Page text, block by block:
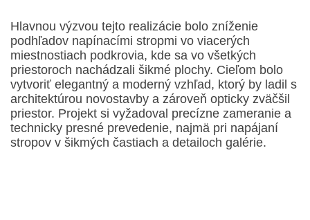
Hlavnou výzvou tejto realizácie bolo zníženie
podhľadov napínacími stropmi vo viacerých
miestnostiach podkrovia, kde sa vo všetkých
priestoroch nachádzali šikmé plochy. Cieľom bolo
vytvoriť elegantný a moderný vzhľad, ktorý by ladil s
architektúrou novostavby a zároveň opticky zväčšil
priestor. Projekt si vyžadoval precízne zameranie a
technicky presné prevedenie, najmä pri napájaní
stropov v šikmých častiach a detailoch galérie.